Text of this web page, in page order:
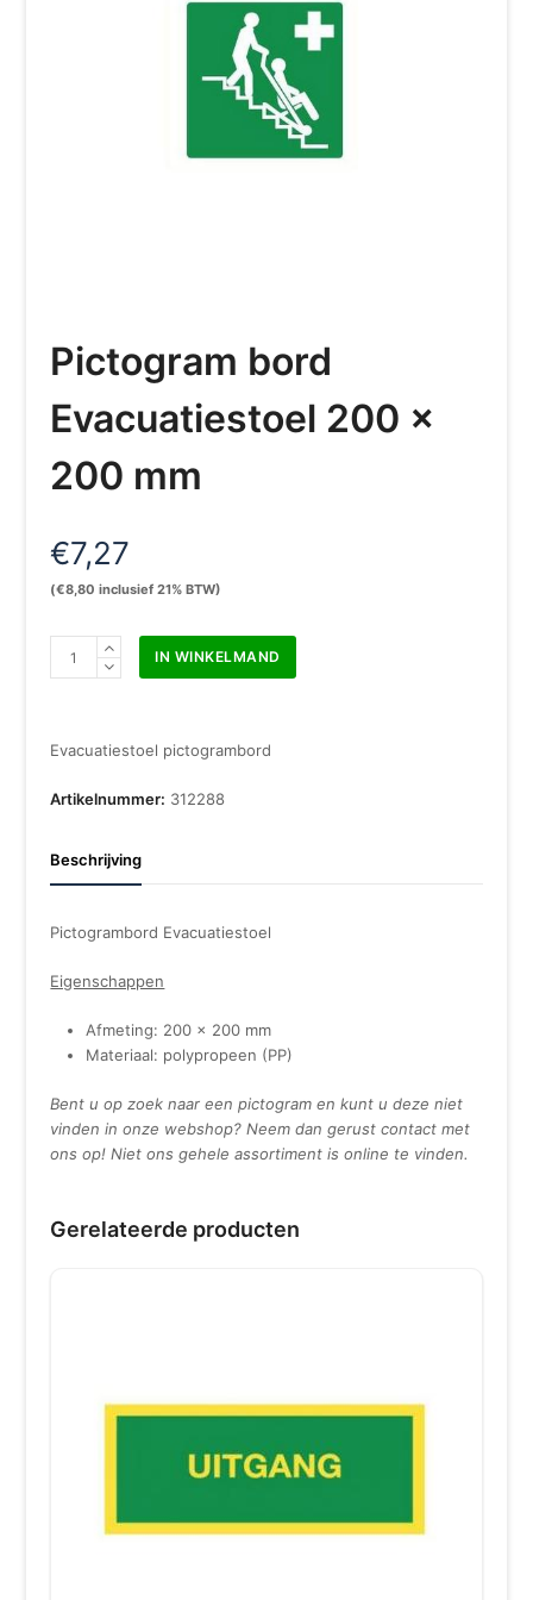
Pictogram bord
Evacuatiestoel 200 x
200 mm
€7,27
(€8,80 inclusief 21% BTW)
Pictogram
x
mm
IN WINKELMAND
Evacuatiestoel pictogrambord
Artikelnummer: 312288
Beschrijving
Pictogrambord Evacuatiestoel
Eigenschappen
Afmeting: 200 x 200 mm
Materiaal: polypropeen (PP)
Bent u op zoek naar een pictogram en kunt u deze niet
vinden in onze webshop? Neem dan gerust contact met
ons op! Niet ons gehele assortiment is online te vinden.
Gerelateerde producten